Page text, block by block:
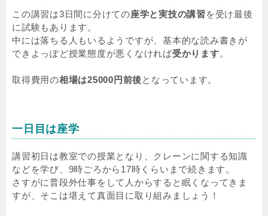
この講習は3日間に分けての座学と実技の講習 を受け最後
に試験もあります。
中には落ちる人もいるようですが、基本的な読み書きが
できよっぽど授業態度が悪くなければ受かります。
取得費用の相場は25000円前後となっています。
一日目は座学
講習初日は教室での授業となり、クレーンに関する知識
などを学び、9時ごろから17時くらいまで続きます。
さすがに普段外仕事をして人からすると眠くなってきま
すが、そこは堪えて真面目に取り組みましょう！